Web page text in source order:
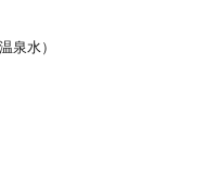
泉水）